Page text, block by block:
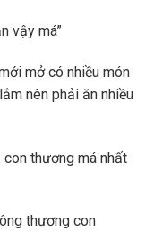
vậy má”
mở có nhiều món
nên phải ăn nhiều
con thương má nhất
thương con